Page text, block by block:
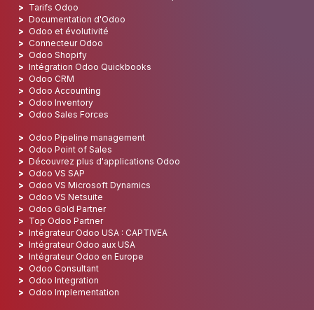
Jobs
En savoir plus sur nous
Contactez-nous
Sitemap
Découvrir l'ERP Odoo
Découvrez Odoo
Odoo ERP, le meilleur système ERP
Tout ce que vous devez savoir sur Odoo
Tarifs Odoo
Documentation d'Odoo
Odoo et évolutivité
Connecteur Odoo
Odoo Shopify
Intégration Odoo Quickbooks
Odoo CRM
Odoo Accounting
Odoo Inventory
Odoo Sales Forces
Odoo Pipeline management
Odoo Point of Sales
Découvrez plus d'applications Odoo